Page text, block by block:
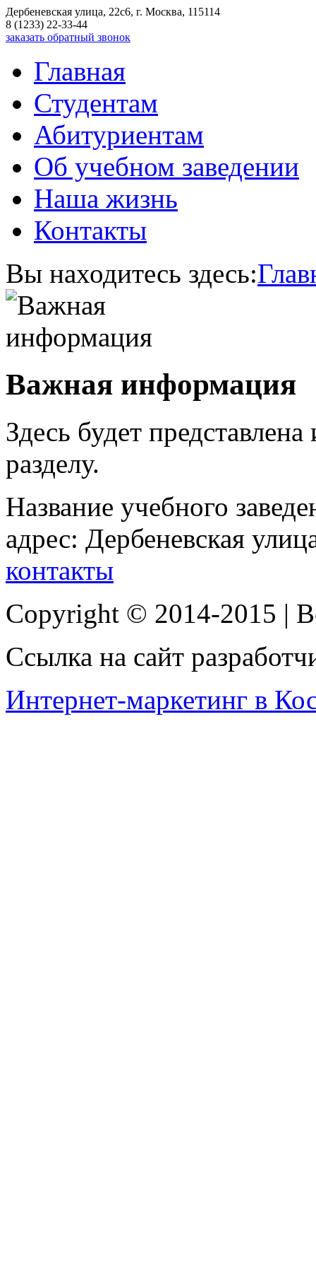
Дербеневская улица, 22с6, г. Москва, 115114
8 (1233) 22-33-44
заказать обратный звонок
Главная
Студентам
Абитуриентам
Об учебном заведении
Наша жизнь
Контакты
Вы находитесь здесь:
Важная информация
Здесь будет
разделу.
Название учебного
адрес: Дербеневская
контакты
Copyright © 2014-2015 |
Ссылка на сайт
Интернет-маркетинг в